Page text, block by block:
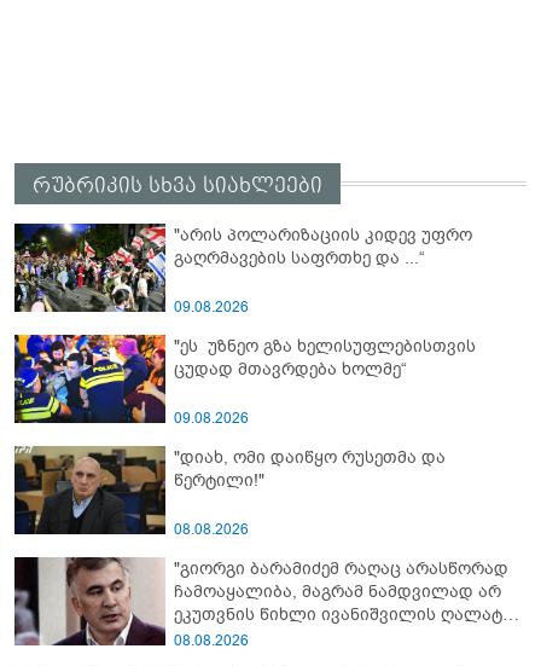
რუბრიკის სხვა სიახლეები
"არის პოლარიზაციის კიდევ უფრო
გაღრმავების საფრთხე და ...“
09.08.2026
"ეს უზნეო გზა ხელისუფლებისთვის
ცუდად მთავრდება ხოლმე“
09.08.2026
"დიახ, ომი დაიწყო რუსეთმა და
წერტილი!"
08.08.2026
"გიორგი ბარამიძემ რაღაც არასწორად
ჩამოაყალიბა, მაგრამ ნამდვილად არ
ეკუთვნის წიხლი ივანიშვილის ღალატზე
დაფუძნებული დიქტატურის
08.08.2026